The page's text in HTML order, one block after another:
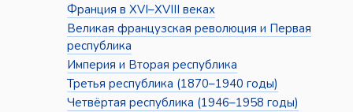
Франция в XVI–XVIII веках
Великая французская революция и Первая
республика
Империя и Вторая республика
Третья республика (1870–1940 годы)
Четвёртая республика (1946–1958 годы)